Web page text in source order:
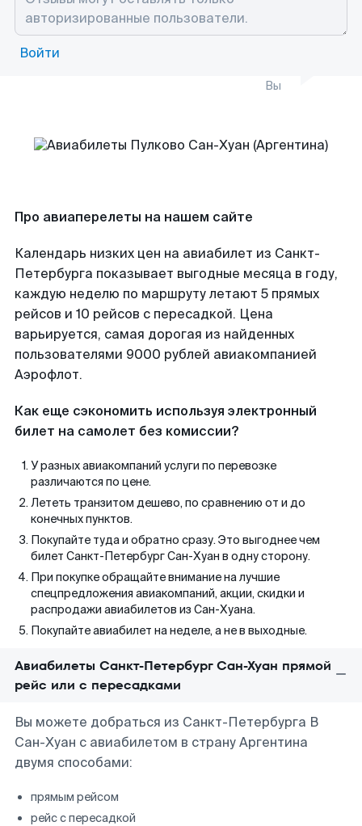
Войти
Вы
Про авиаперелеты на нашем сайте
Календарь низких цен на авиабилет из Санкт-
Петербурга показывает выгодные месяца в году,
каждую неделю по маршруту летают 5 прямых
рейсов и 10 рейсов с пересадкой. Цена
варьируется, самая дорогая из найденных
пользователями 9000 рублей авиакомпанией
Аэрофлот.
Как еще сэкономить используя электронный
билет на самолет без комиссии?
У разных авиакомпаний услуги по перевозке
различаются по цене.
Лететь транзитом дешево, по сравнению от и до
конечных пунктов.
Покупайте туда и обратно сразу. Это выгоднее чем
билет Санкт-Петербург Сан-Хуан в одну сторону.
При покупке обращайте внимание на лучшие
спецпредложения авиакомпаний, акции, скидки и
распродажи авиабилетов из Сан-Хуана.
Покупайте авиабилет на неделе, а не в выходные.
Авиабилеты Санкт-Петербург Сан-Хуан прямой
рейс или с пересадками
Вы можете добраться из Санкт-Петербурга В
Сан-Хуан с авиабилетом в страну Аргентина
двумя способами:
прямым рейсом
рейс с пересадкой